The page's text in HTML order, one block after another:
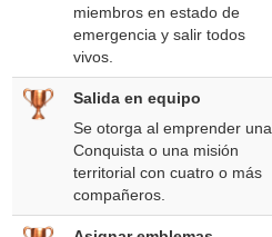
miembros en estado de
emergencia y salir todos
vivos.
Salida en equipo
Se otorga al emprender una
Conquista o una misión
territorial con cuatro o más
compañeros.